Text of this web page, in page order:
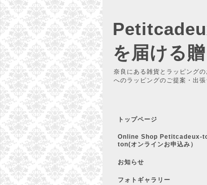
を届ける
奈良にある雑貨とラッピング
へのラッピングのご提案・出
トップページ
Online Shop Petitcadeux-
ton(オンラインお申込み）
お知らせ
フォトギャラリー